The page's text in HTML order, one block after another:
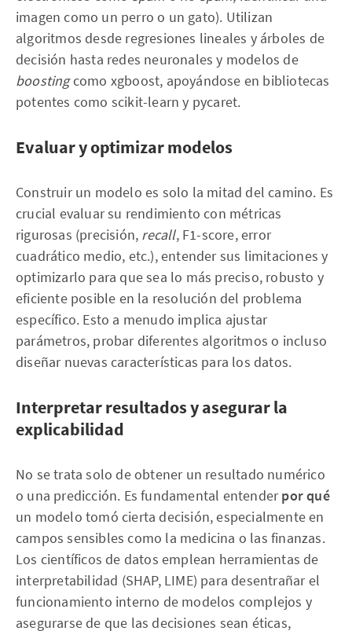
imagen como un perro o un gato). Utilizan
algoritmos desde regresiones lineales y árboles de
decisión hasta redes neuronales y modelos de
boostingcomo xgboost, apoyándose en bibliotecas
potentes como scikit-learn y pycaret.
Evaluar y optimizar modelos
Construir un modelo es solo la mitad del camino. Es
crucial evaluar su rendimiento con métricas
rigurosas (precisión, recall, F1-score, error
cuadrático medio, etc.), entender sus limitaciones y
optimizarlo para que sea lo más preciso, robusto y
eficiente posible en la resolución del problema
específico. Esto a menudo implica ajustar
parámetros, probar diferentes algoritmos o incluso
diseñar nuevas características para los datos.
Interpretar resultados y asegurar la
explicabilidad
No se trata solo de obtener un resultado numérico
o una predicción. Es fundamental entenderpor qué
un modelo tomó cierta decisión, especialmente en
campos sensibles como la medicina o las finanzas.
Los científicos de datos emplean herramientas de
interpretabilidad (SHAP, LIME) para desentrañar el
funcionamiento interno de modelos complejos y
asegurarse de que las decisiones sean éticas,